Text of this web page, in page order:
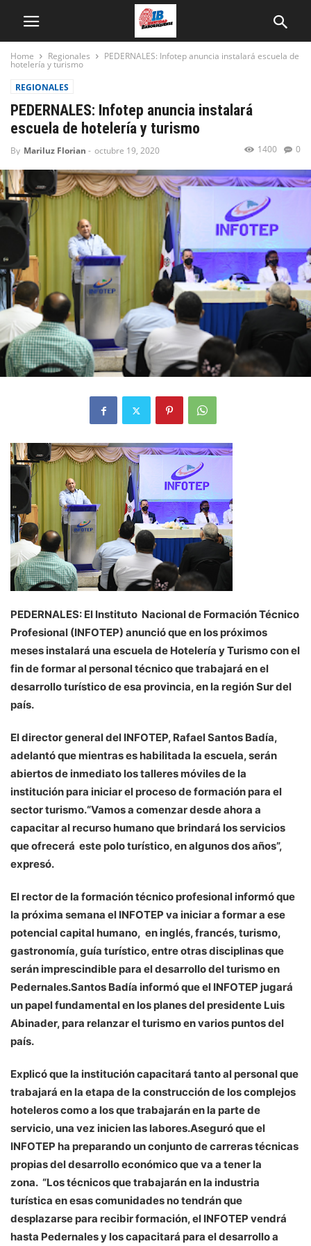
Home Regionales PEDERNALES: Infotep anuncia instalará escuela de
hotelería y turismo
REGIONALES
PEDERNALES: Infotep anuncia instalará
escuela de hotelería y turismo
By Mariluz Florian - octubre 19, 2020 0
1400
PEDERNALES: El Instituto Nacional de Formación Técnico
Profesional (INFOTEP) anunció que en los próximos
meses instalará una escuela de Hotelería y Turismo con el
fin de formar al personal técnico que trabajará en el
desarrollo turístico de esa provincia, en la región Sur del
país.
El director general del INFOTEP, Rafael Santos Badía,
adelantó que mientras es habilitada la escuela, serán
abiertos de inmediato los talleres móviles de la
institución para iniciar el proceso de formación para el
sector turismo.“Vamos a comenzar desde ahora a
capacitar al recurso humano que brindará los servicios
que ofrecerá este polo turístico, en algunos dos años”,
expresó.
El rector de la formación técnico profesional informó que
la próxima semana el INFOTEP va iniciar a formar a ese
potencial capital humano, en inglés, francés, turismo,
gastronomía, guía turístico, entre otras disciplinas que
serán imprescindible para el desarrollo del turismo en
Pedernales.Santos Badía informó que el INFOTEP jugará
un papel fundamental en los planes del presidente Luis
Abinader, para relanzar el turismo en varios puntos del
país.
Explicó que la institución capacitará tanto al personal que
trabajará en la etapa de la construcción de los complejos
hoteleros como a los que trabajarán en la parte de
servicio, una vez inicien las labores.Aseguró que el
INFOTEP ha preparando un conjunto de carreras técnicas
propias del desarrollo económico que va a tener la
zona. “Los técnicos que trabajarán en la industria
turística en esas comunidades no tendrán que
desplazarse para recibir formación, el INFOTEP vendrá
hasta Pedernales y los capacitará para el desarrollo a